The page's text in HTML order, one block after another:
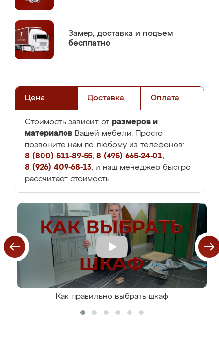
Замер, доставка и подъем
бесплатно
Цена Доставка Оплата
Стоимость зависит от размеров и
материалов Вашей мебели. Просто
позвоните нам по любому из телефонов:
8 (800) 511-89-55, 8 (495) 665-24-01,
8 (926) 409-68-13, и наш менеджер быстро
рассчитает стоимость.
Как правильно выбрать шкаф